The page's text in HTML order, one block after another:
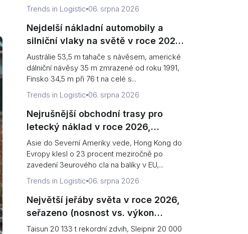
Trends in Logistic 06. srpna 2026
Nejdelší nákladní automobily a
silniční vlaky na světě v roce 2026,
seřazeno (rekordy vs. legální limity)
Austrálie 53,5 m tahače s návěsem, americké
dálniční návěsy 35 m zmrazené od roku 1991,
Finsko 34,5 m při 76 t na celé s...
Trends in Logistic 06. srpna 2026
Nejrušnější obchodní trasy pro
letecký náklad v roce 2026,
seřazeno (tonaž vs směr)
Asie do Severní Ameriky vede, Hong Kong do
Evropy klesl o 23 procent meziročně po
zavedení 3eurového cla na balíky v EU,...
Trends in Logistic 06. srpna 2026
Největší jeřáby světa v roce 2026,
seřazeno (nosnost vs. výkon
terminálu)
Taisun 20 133 t rekordní zdvih, Sleipnir 20 000